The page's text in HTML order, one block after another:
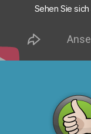
Sehen Sie